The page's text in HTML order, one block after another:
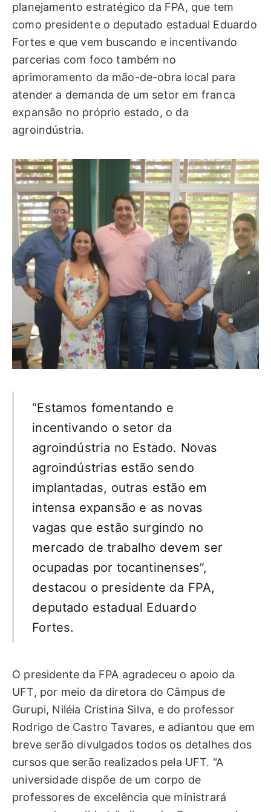
planejamento estratégico da FPA, que tem
como presidente o deputado estadual Eduardo
Fortes e que vem buscando e incentivando
parcerias com foco também no
aprimoramento da mão-de-obra local para
atender a demanda de um setor em franca
expansão no próprio estado, o da
agroindústria.
“Estamos fomentando e
incentivando o setor da
agroindústria no Estado. Novas
agroindústrias estão sendo
implantadas, outras estão em
intensa expansão e as novas
vagas que estão surgindo no
mercado de trabalho devem ser
ocupadas por tocantinenses”,
destacou o presidente da FPA,
deputado estadual Eduardo
Fortes.
O presidente da FPA agradeceu o apoio da
UFT, por meio da diretora do Câmpus de
Gurupi, Niléia Cristina Silva, e do professor
Rodrigo de Castro Tavares, e adiantou que em
breve serão divulgados todos os detalhes dos
cursos que serão realizados pela UFT. “A
universidade dispõe de um corpo de
professores de excelência que ministrará